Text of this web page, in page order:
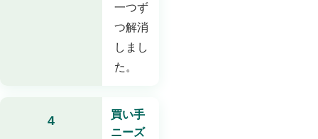
一つず
つ解消
しまし
た。
4
買い手
ニーズ